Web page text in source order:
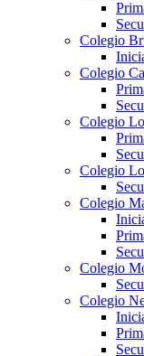
Colegio
Colegio
Colegio
Colegio
Colegio
Colegio
Colegio